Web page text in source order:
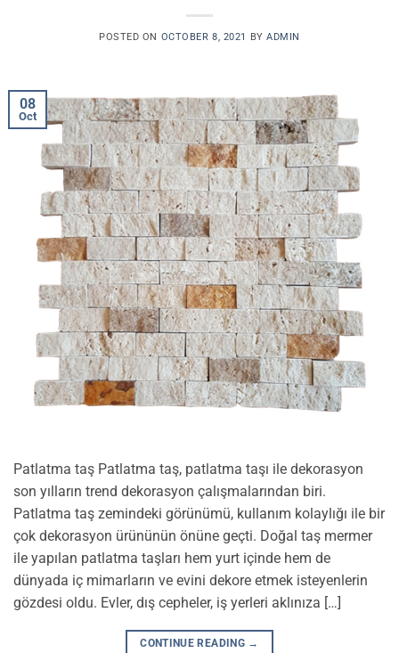
POSTED ON OCTOBER 8, 2021 BYADMIN
08
Oct
Patlatma taş Patlatma taş, patlatma taşı ile dekorasyon
son yılların trend dekorasyon çalışmalarından biri.
Patlatma taş zemindeki görünümü, kullanım kolaylığı ile bir
çok dekorasyon ürününün önüne geçti. Doğal taş mermer
ile yapılan patlatma taşları hem yurt içinde hem de
dünyada iç mimarların ve evini dekore etmek isteyenlerin
gözdesi oldu. Evler, dış cepheler, iş yerleri aklınıza […]
CONTINUE READING →